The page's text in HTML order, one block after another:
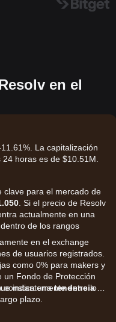
en el
La capitalización
horas es de $10.51M.
clave para el mercado de
. Si el precio de Resolv
actualmente en una
de los rangos
indica unatendencia
plazo.
en el exchange
de usuarios registrados.
como 0% para makers y
un Fondo de Protección
entre los